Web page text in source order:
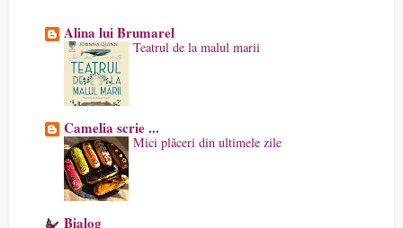
Alina lui Brumarel
Teatrul de la malul marii
Camelia scrie ...
Mici plăceri din ultimele zile
Bialog